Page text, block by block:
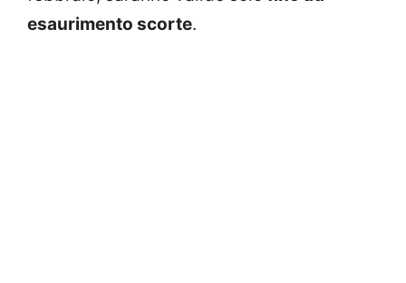
esaurimento scorte.